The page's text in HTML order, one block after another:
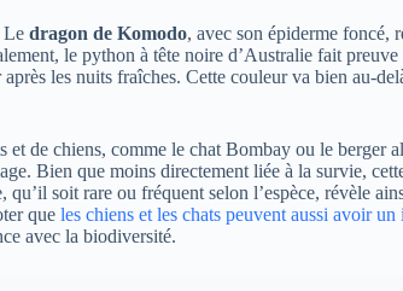
Le dragon de Komodo, avec son épiderme foncé,
le python à tête noire d’Australie fait preuve
les nuits fraîches. Cette couleur va bien au-
et de chiens, comme le chat Bombay ou le berger
Bien que moins directement liée à la survie,
soit rare ou fréquent selon l’espèce, révèle
que les chiens et les chats peuvent aussi avoir
avec la biodiversité.